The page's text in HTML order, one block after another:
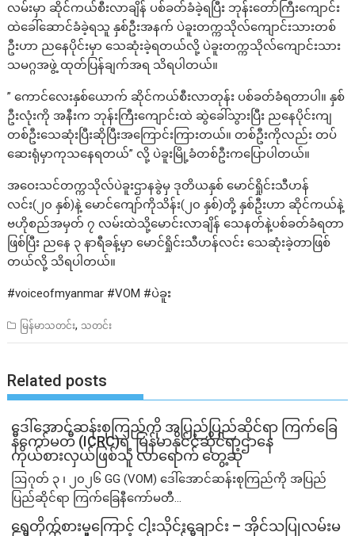
လမ်းမှာ ဆိုင်ကယ်စီးလာချိန် ပစ်ခတ်ခံခဲ့ရပြီး ဘုန်းတော်ကြီးကျောင်း
ထဲခေါ်ဆောင်ခံခဲ့ရသူ နှစ်ဦးအနက် ပဲခူးတက္ကသိုလ်ကျောင်းသားတစ်
ဦးဟာ ညနေပိုင်းမှာ သေဆုံးခဲ့ရတယ်လို့ ပဲခူးတက္ကသိုလ်ကျောင်းသား
သမဂ္ဂအဖွဲ့ ထုတ်ပြန်ချက်အရ သိရပါတယ်။
” ကောင်လေးနှစ်ယောက် ဆိုင်ကယ်စီးလာတုန်း ပစ်ခတ်ခံရတာပါ။ နှစ်
ဦးလုံးကို အနီးက ဘုန်းကြီးကျောင်းထဲ ဆွဲခေါ်သွားပြီး ညနေပိုင်းကျ
တစ်ဦးသေဆုံးပြီးဆိုပြီးအကြောင်းကြားတယ်။ တစ်ဦးကိုလည်း တပ်
ဆေးရုံမှာကုသနေရတယ်” လို့ ပဲခူးမြို့ခံတစ်ဦးကပြောပါတယ်။
အဝေးသင်တက္ကသိုလ်ပဲခူးဌာနခွဲမှ ဒုတိယနှစ် မောင်ရှိုင်းသီဟန်
လင်း(၂၀ နှစ်)နဲ့‌ မောင်ကျော်ကိုသိန်း(၂၀ နှစ်)တို့ နှစ်ဦးဟာ ဆိုင်ကယ်နဲ့
ဗဟိုစည်အမှတ် ၇ လမ်းထဲသို့မောင်းလာချိန် သေနတ်နဲ့ပစ်ခတ်ခံရတာ
ဖြစ်ပြီး ညနေ ၃ နာရီခန့်မှာ မောင်ရှိုင်းသီဟန်လင်း သေဆုံးခဲ့တာဖြစ်
တယ်လို့ သိရပါတယ်။
#voiceofmyanmar #VOM #ပဲခူး
မြန်မာသတင်း, သတင်း
Related posts
ဒေါ်အောင်ဆန်းစုကြည်ကို အပြည်ပြည်ဆိုင်ရာ ကြက်ခြေ
နီကော်မတီ (ICRC)ရဲ့ မြန်မာနိုင်ငံဆိုင်ရာဌာ‌နေ
ကိုယ်စားလှယ်ဖြစ်သူ လာရောက် တွေ့ဆုံ
ဩဂုတ် ၃ ၊ ၂၀၂၆ GG (VOM) ဒေါ်အောင်ဆန်းစုကြည်ကို အပြည်
ပြည်ဆိုင်ရာ ကြက်ခြေနီကော်မတီ...
ရေတိုက်စားမှုကြောင့် ငါးသိုင်းချောင်း – အိုင်သပြုလမ်းမ